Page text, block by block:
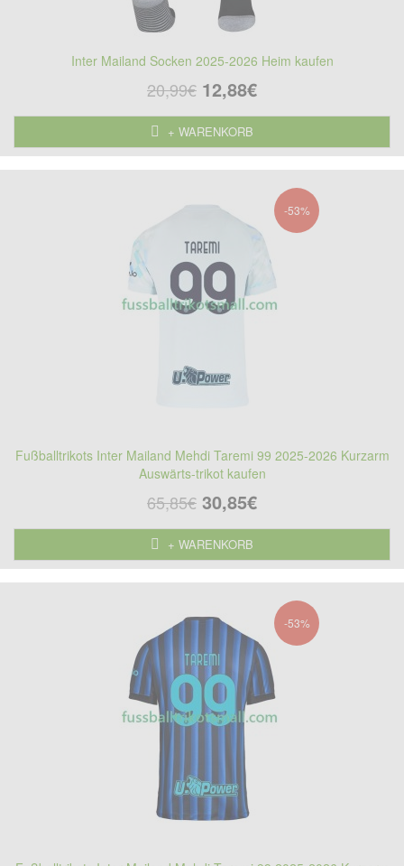
Inter Mailand Socken 2025-2026 Heim kaufen
20,99€ 12,88€
+ WARENKORB
-53%
Fußballtrikots Inter Mailand Mehdi Taremi 99 2025-2026 Kurzarm
Auswärts-trikot kaufen
65,85€ 30,85€
+ WARENKORB
-53%